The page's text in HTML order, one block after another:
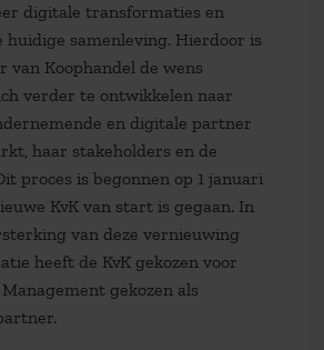
digitale transformaties en
samenleving. Hierdoor is
van Koophandel de wens
verder te ontwikkelen naar
en digitale partner
haar stakeholders en de
proces is begonnen op 1 januari
KvK van start is gegaan. In
van deze vernieuwing
heeft de KvK gekozen voor
gekozen als